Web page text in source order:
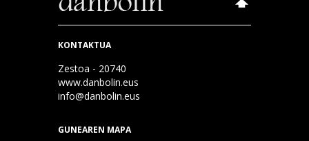
KONTAKTUA
Zestoa - 20740
www.danbolin.eus
info@danbolin.eus
GUNEAREN MAPA